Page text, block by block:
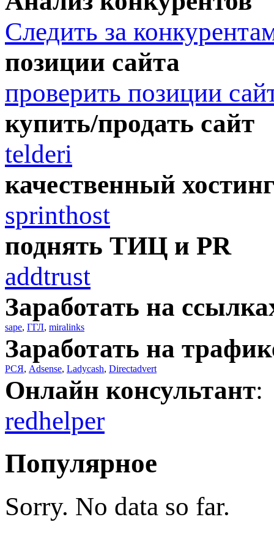
Следить за
позиции сайта
проверить позиции
купить/продать сайт
telderi
качественный
sprinthost
поднять ТИЦ и PR
addtrust
Заработать на
sape, ГГЛ, miralinks
Заработать на
РСЯ, Adsense, Ladycash, Directadvert
Онлайн консультант:
redhelper
Популярное
Sorry. No data so far.